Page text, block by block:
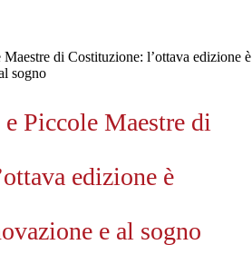
Piccole Maestre di
edizione è
e al sogno